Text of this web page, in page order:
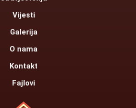
k
Vijesti
Galerija
O nama
Kontakt
Fajlovi